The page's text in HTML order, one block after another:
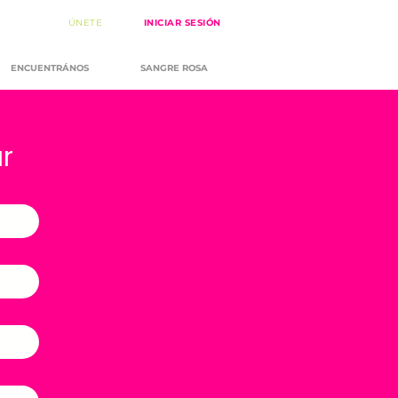
ÚNETE INICIAR SESIÓN
ENCUENTRÁNOS SANGRE ROSA